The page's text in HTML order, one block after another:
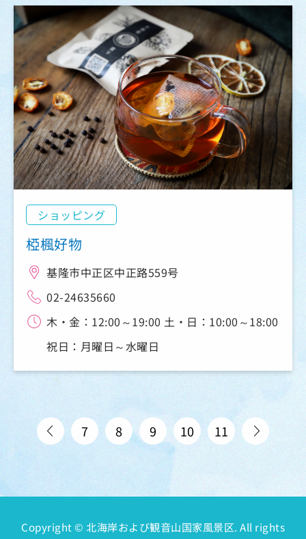
ショッピング
椏楓好物
基隆市中正区中正路559号
02-24635660
木・金：12:00～19:00 土・日：10:00～18:00
祝日：月曜日～水曜日
7 8 9 10 11
Copyright © 北海岸および観音山国家風景区. All rights